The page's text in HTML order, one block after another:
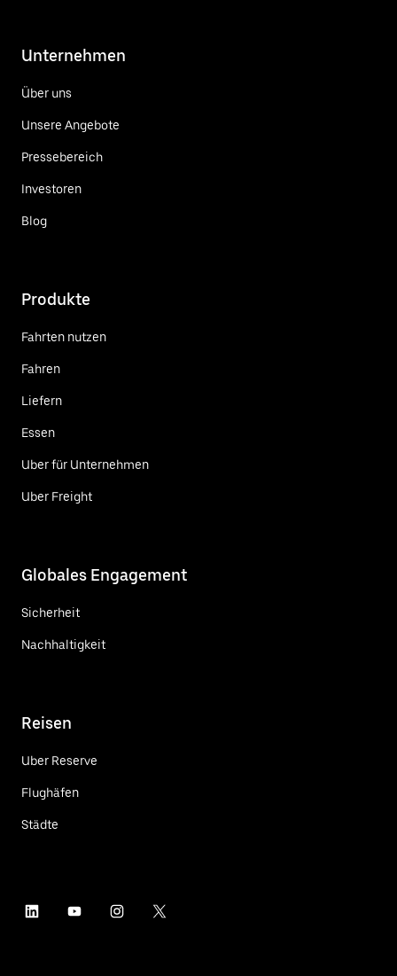
Unternehmen
Über uns
Unsere Angebote
Pressebereich
Investoren
Blog
Produkte
Fahrten nutzen
Fahren
Liefern
Essen
Uber für Unternehmen
Uber Freight
Globales Engagement
Sicherheit
Nachhaltigkeit
Reisen
Uber Reserve
Flughäfen
Städte